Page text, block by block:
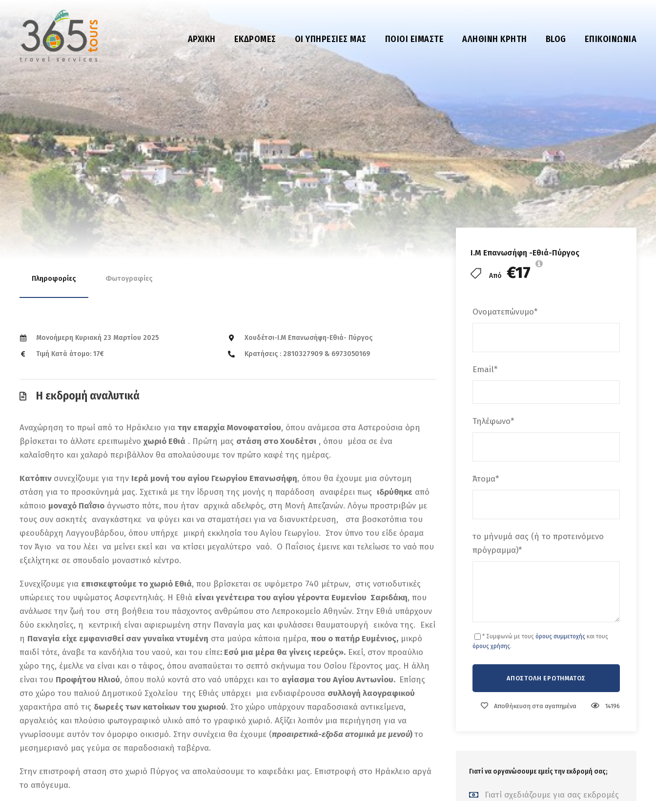
ΑΡΧΙΚΉ ΕΚΔΡΟΜΈΣ ΟΙ ΥΠΗΡΕΣΊΕΣ ΜΑΣ ΠΟΙΟΙ ΕΊΜΑΣΤΕ ΑΛΗΘΙΝΉ ΚΡΉΤΗ BLOG ΕΠΙΚΟΙΝΩΝΊΑ
Ι.Μ Επανωσήφη -Εθιά-Πύργος
Από €17
Ονοματεπώνυμο*
Email*
Τηλέφωνο*
Άτομα*
το μήνυμά σας (ή το προτεινόμενο
πρόγραμμα)*
* Συμφωνώ με τους όρους συμμετοχής και τους
όρους χρήσης.
Αποθήκευση στα αγαπημένα 14196
Γιατί να οργανώσουμε εμείς την εκδρομή σας;
Γιατί σχεδιάζουμε για σας εκδρομές
Πληροφορίες Φωτογραφίες
Μονοήμερη Κυριακή 23 Μαρτίου 2025
Χουδέτσι-Ι.Μ Επανωσήφη-Εθιά- Πύργος
Τιμή Κατά άτομο: 17€
Κρατήσεις : 2810327909 & 6973050169
Η εκδρομή αναλυτικά
Αναχώρηση το πρωί από το Ηράκλειο για την επαρχία Μονοφατσίου, όπου ανάμεσα στα Αστερούσια όρη
βρίσκεται το άλλοτε ερειπωμένο χωριό Εθιά . Πρώτη μας στάση στο Χουδέτσι , όπου μέσα σε ένα
καλαίσθητο και χαλαρό περιβάλλον θα απολαύσουμε τον πρώτο καφέ της ημέρας.
Κατόπιν συνεχίζουμε για την Ιερά μονή του αγίου Γεωργίου Επανωσήφη, όπου θα έχουμε μια σύντομη
στάση για το προσκύνημά μας. Σχετικά με την ίδρυση της μονής η παράδοση αναφέρει πως ιδρύθηκε από
κάποιο μοναχό Παΐσιο άγνωστο πότε, που ήταν αρχικά αδελφός, στη Μονή Απεζανών. Λόγω προστριβών με
τους συν ασκητές αναγκάστηκε να φύγει και να σταματήσει για να διανυκτέρευση, στα βοσκοτόπια του
φεουδάρχη Λαγγουβάρδου, όπου υπήρχε μικρή εκκλησία του Αγίου Γεωργίου. Στον ύπνο του είδε όραμα
τον Άγιο να του λέει να μείνει εκεί και να κτίσει μεγαλύτερο ναό. Ο Παΐσιος έμεινε και τελείωσε το ναό που
εξελίχτηκε σε σπουδαίο μοναστικό κέντρο.
Συνεχίζουμε για επισκεφτούμε το χωριό Εθιά, που βρίσκεται σε υψόμετρο 740 μέτρων, στις νοτιοδυτικές
υπώρειες του υψώματος Ασφεντηλιάς. Η Εθιά είναι γενέτειρα του αγίου γέροντα Ευμενίου Σαριδάκη, που
ανάλωσε την ζωή του στη βοήθεια του πάσχοντος ανθρώπου στο Λεπροκομείο Αθηνών. Στην Εθιά υπάρχουν
δύο εκκλησίες, η κεντρική είναι αφιερωμένη στην Παναγία μας και φυλάσσει θαυματουργή εικόνα της. Εκεί
η Παναγία είχε εμφανισθεί σαν γυναίκα ντυμένη στα μαύρα κάποια ημέρα, που ο πατήρ Ευμένιος, μικρό
παιδί τότε, άναβε τα κανδήλια του ναού, και του είπε: Εσύ μια μέρα θα γίνεις ιερεύς». Εκεί, στον προαύλιο
χώρο της, έμελλε να είναι και ο τάφος, όπου αναπαύεται το σεπτό σκήνωμα του Οσίου Γέροντος μας. Η άλλη
είναι του Προφήτου Ηλιού, όπου πολύ κοντά στο ναό υπάρχει και το αγίασμα του Αγίου Αντωνίου. Επίσης
στο χώρο του παλιού Δημοτικού Σχολείου της Εθιάς υπάρχει μια ενδιαφέρουσα συλλογή λαογραφικού
χαρακτήρα από τις δωρεές των κατοίκων του χωριού. Στο χώρο υπάρχουν παραδοσιακά αντικείμενα,
αργαλειός και πλούσιο φωτογραφικό υλικό από το γραφικό χωριό. Αξίζει λοιπόν μια περιήγηση για να
γνωρίσουμε αυτόν τον όμορφο οικισμό. Στην συνέχεια θα έχουμε (προαιρετικά-εξοδα ατομικά με μενού)το
μεσημεριανό μας γεύμα σε παραδοσιακή ταβέρνα.
Στην επιστροφή σταση στο χωριό Πύργος να απολαύσουμε το καφεδάκι μας. Επιστροφή στο Ηράκλειο αργά
το απόγευμα.